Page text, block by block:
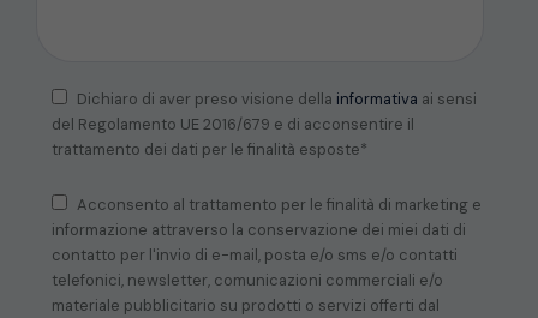
Dichiaro di aver preso visione della informativa ai sensi
del Regolamento UE 2016/679 e di acconsentire il
trattamento dei dati per le finalità esposte*
Acconsento al trattamento per le finalità di marketing e
informazione attraverso la conservazione dei miei dati di
contatto per l'invio di e-mail, posta e/o sms e/o contatti
telefonici, newsletter, comunicazioni commerciali e/o
materiale pubblicitario su prodotti o servizi offerti dal